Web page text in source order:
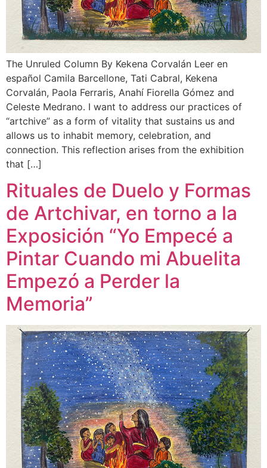
The Unruled Column By Kekena Corvalán Leer en
español Camila Barcellone, Tati Cabral, Kekena
Corvalán, Paola Ferraris, Anahí Fiorella Gómez and
Celeste Medrano. I want to address our practices of
“artchive” as a form of vitality that sustains us and
allows us to inhabit memory, celebration, and
connection. This reflection arises from the exhibition
that […]
Rituales de Duelo y Formas
de Artchivar, en torno a la
Exposición “Yo Empecé a
Pintar Cuando mi Abuelita
Empezó a Perder la
Memoria”